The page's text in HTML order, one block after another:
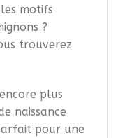
motifs
?
trouverez
plus
naissance
pour une